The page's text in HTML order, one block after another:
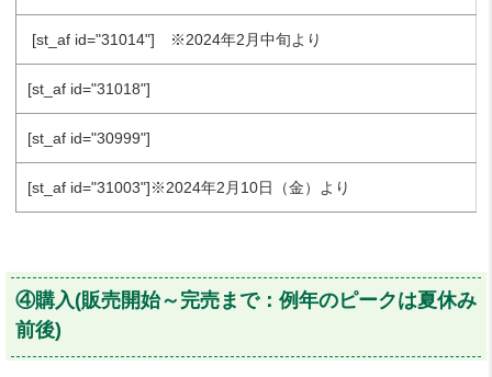
[st_af id="31014"] ※2024年2月中旬より
[st_af id="31018"]
[st_af id="30999"]
[st_af id="31003"]※2024年2月10日（金）より
④購入(販売開始～完売まで：例年のピークは夏休み
前後)